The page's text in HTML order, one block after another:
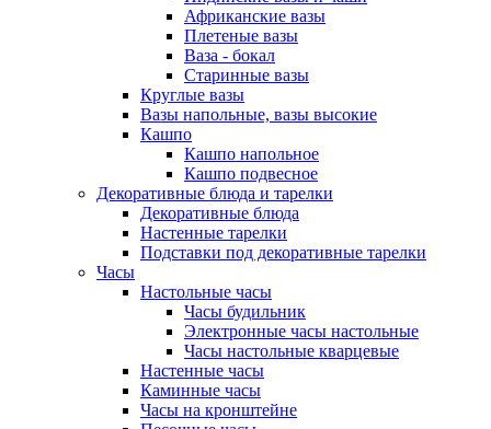
Африканские вазы
Плетеные вазы
Ваза - бокал
Старинные вазы
Круглые вазы
Вазы напольные, вазы высокие
Кашпо
Кашпо напольное
Кашпо подвесное
Декоративные блюда и тарелки
Декоративные блюда
Настенные тарелки
Подставки под декоративные тарелки
Часы
Настольные часы
Часы будильник
Электронные часы настольные
Часы настольные кварцевые
Настенные часы
Каминные часы
Часы на кронштейне